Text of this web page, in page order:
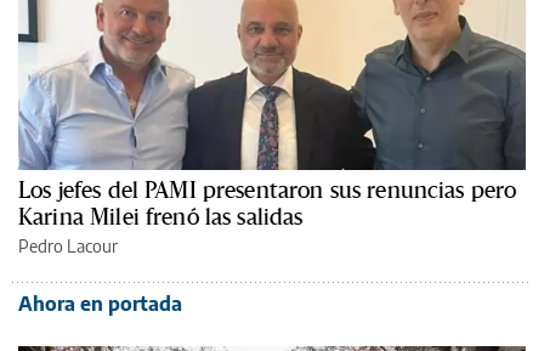
Los jefes del PAMI presentaron sus renuncias pero
Karina Milei frenó las salidas
Pedro Lacour
Ahora en portada